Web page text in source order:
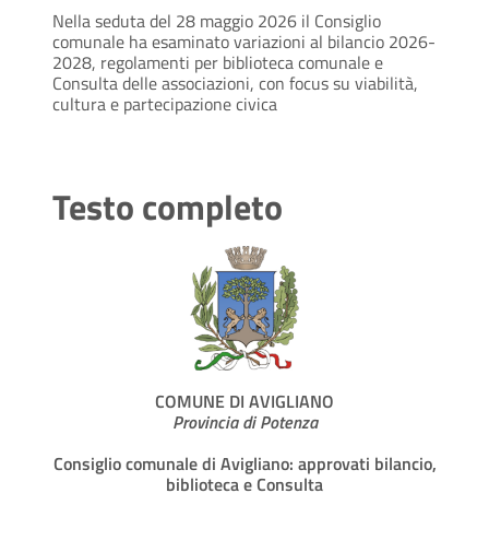
Nella seduta del 28 maggio 2026 il Consiglio
comunale ha esaminato variazioni al bilancio 2026-
2028, regolamenti per biblioteca comunale e
Consulta delle associazioni, con focus su viabilità,
cultura e partecipazione civica
Testo completo
COMUNE DI AVIGLIANO
Provincia di Potenza
Consiglio comunale di Avigliano: approvati bilancio,
biblioteca e Consulta